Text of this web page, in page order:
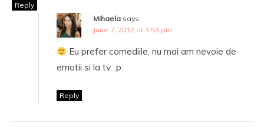
Reply
Mihaela says:
June 7, 2012 at 3:53 pm
Eu prefer comediile, nu mai am nevoie de
emotii si la tv. :p
Reply